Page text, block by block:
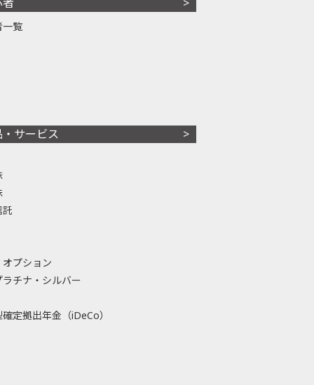
一覧
サービス
託
プション
ラチナ・シルバー
定拠出年金（iDeCo）